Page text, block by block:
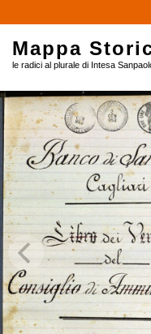
Mappa
le radici al plurale di Intesa